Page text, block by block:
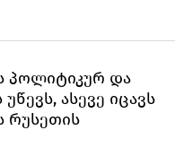
პოლიტიკურ და
ასევე იცავს
რუსეთის